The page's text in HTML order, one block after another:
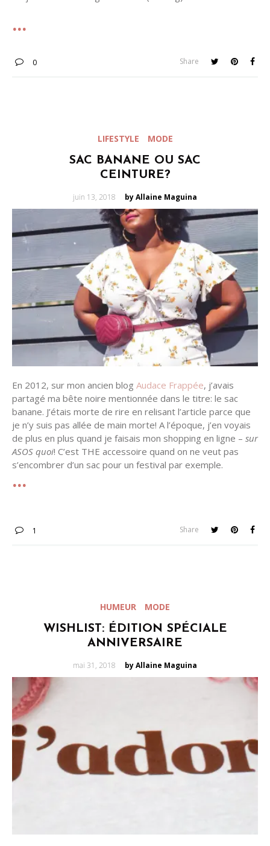
0 Share
LIFESTYLE MODE
SAC BANANE OU SAC
CEINTURE?
Posted
juin 13, 2018 by Allaine Maguina
En 2012, sur mon ancien blog Audace Frappée, j’avais
partagé ma bête noire mentionnée dans le titre: le sac
banane. J’étais morte de rire en relisant l’article parce que
je n’y suis pas allée de main morte! A l’époque, j’en voyais
de plus en plus quand je faisais mon shopping en ligne – sur
ASOS quoi! C’est THE accessoire quand on ne veut pas
s’encombrer d’un sac pour un festival par exemple.
1 Share
HUMEUR MODE
WISHLIST: ÉDITION SPÉCIALE
ANNIVERSAIRE
Posted
mai 31, 2018 by Allaine Maguina